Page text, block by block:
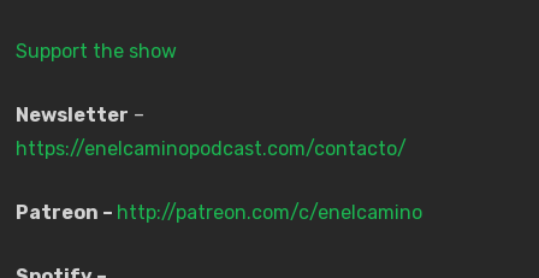
Support the show
Newsletter –
https://enelcaminopodcast.com/contacto/
Patreon – http://patreon.com/c/enelcamino